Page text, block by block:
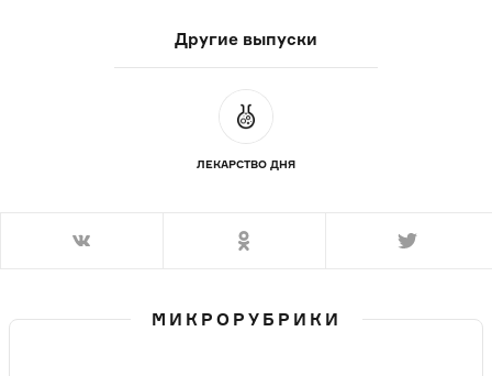
Другие выпуски
ЛЕКАРСТВО ДНЯ
МИКРОРУБРИКИ